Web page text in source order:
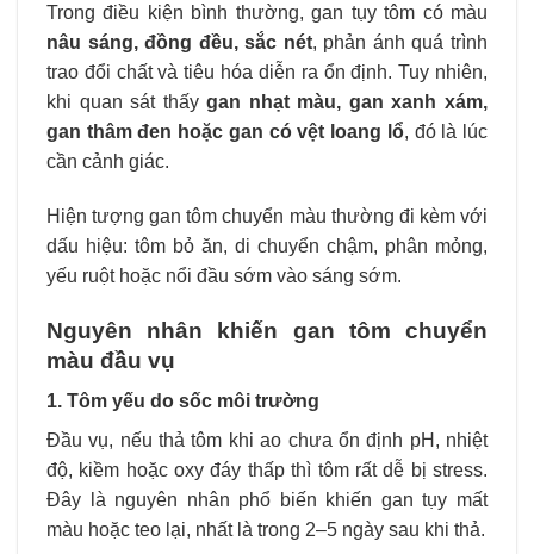
Trong điều kiện bình thường, gan tụy tôm có màu
nâu sáng, đồng đều, sắc nét, phản ánh quá trình
trao đổi chất và tiêu hóa diễn ra ổn định. Tuy nhiên,
khi quan sát thấygan nhạt màu, gan xanh xám,
gan thâm đen hoặc gan có vệt loang lổ, đó là lúc
cần cảnh giác.
Hiện tượng gan tôm chuyển màu thường đi kèm với
dấu hiệu: tôm bỏ ăn, di chuyển chậm, phân mỏng,
yếu ruột hoặc nổi đầu sớm vào sáng sớm.
Nguyên nhân khiến gan tôm chuyển
màu đầu vụ
1. Tôm yếu do sốc môi trường
Đầu vụ, nếu thả tôm khi ao chưa ổn định pH, nhiệt
độ, kiềm hoặc oxy đáy thấp thì tôm rất dễ bị stress.
Đây là nguyên nhân phổ biến khiến gan tụy mất
màu hoặc teo lại, nhất là trong 2–5 ngày sau khi thả.